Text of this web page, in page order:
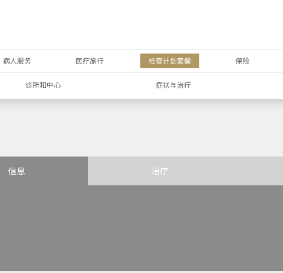
病人服务 医疗旅行 检查计划套餐 保险
诊所和中心 症状与治疗
信息 治疗